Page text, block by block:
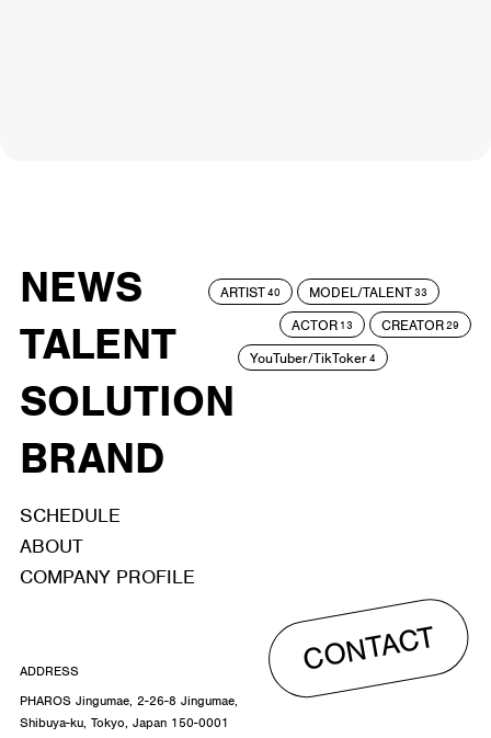
NEWS
TALENT
SOLUTION
BRAND
ARTIST40 MODEL/TALENT33
ACTOR 13 CREATOR29
YouTuber/TikToker4
SCHEDULE
ABOUT
COMPANY PROFILE
CONTACT
ADDRESS
PHAROS Jingumae, 2-26-8 Jingumae,
Shibuya-ku, Tokyo, Japan 150-0001